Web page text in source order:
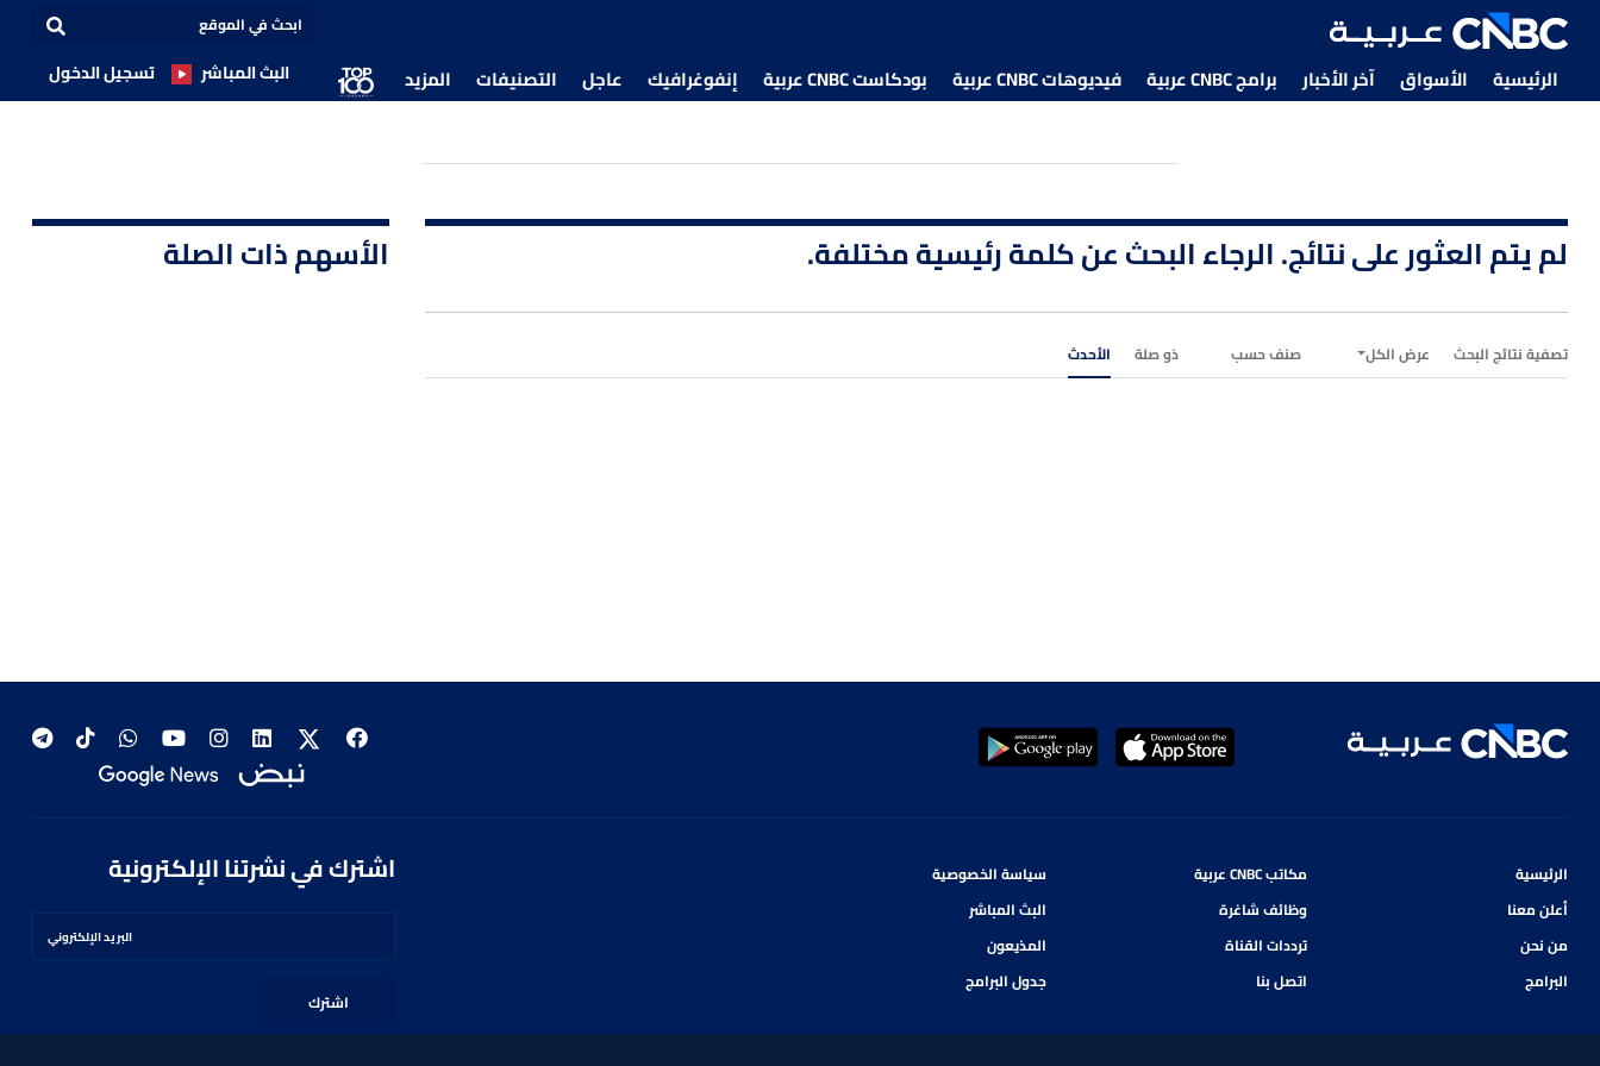
الرئيسية الأسواق آخر الأخبار برامج CNBC عربية فيديوهات CNBC عربية بودكاست CNBC عربية إنفوغرافيك عاجل التصنيفات المزيد البث المباشر تسجيل الدخول
الأسهم ذات الصلة لم يتم العثور على نتائج. الرجاء البحث عن كلمة رئيسية مختلفة.
تصفية نتائج البحث عرض الكل صنف حسب ذو صلة الأحدث
الرئيسية
أعلن معنا
من نحن
البرامج
مكاتب CNBC عربية
وظائف شاغرة
ترددات القناة
اتصل بنا
سياسة الخصوصية
البث المباشر
المذيعون
جدول البرامج
اشترك في نشرتنا الإلكترونية
اشترك